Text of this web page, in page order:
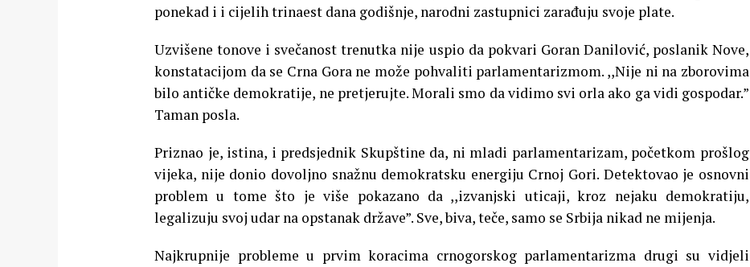
ponekad i i cijelih trinaest dana godišnje, narodni zastupnici zarađuju svoje plate.
Uzvišene tonove i svečanost trenutka nije uspio da pokvari Goran Danilović, poslanik Nove,
konstatacijom da se Crna Gora ne može pohvaliti parlamentarizmom. ,,Nije ni na zborovima
bilo antičke demokratije, ne pretjerujte. Morali smo da vidimo svi orla ako ga vidi gospodar.”
Taman posla.
Priznao je, istina, i predsjednik Skupštine da, ni mladi parlamentarizam, početkom prošlog
vijeka, nije donio dovoljno snažnu demokratsku energiju Crnoj Gori. Detektovao je osnovni
problem u tome što je više pokazano da ,,izvanjski uticaji, kroz nejaku demokratiju,
legalizuju svoj udar na opstanak države”. Sve, biva, teče, samo se Srbija nikad ne mijenja.
Najkrupnije probleme u prvim koracima crnogorskog parlamentarizma drugi su vidjeli